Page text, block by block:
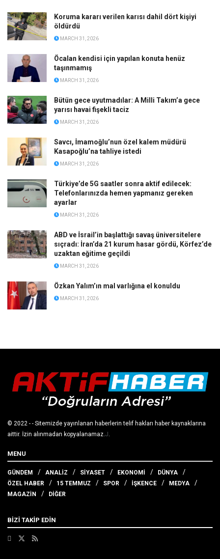
Koruma kararı verilen karısı dahil dört kişiyi
öldürdü
MARCH 31, 2026
Öcalan kendisi için yapılan konuta henüz
taşınmamış
MARCH 31, 2026
Bütün gece uyutmadılar: A Milli Takım’a gece
yarısı havai fişekli taciz
MARCH 31, 2026
Savcı, İmamoğlu’nun özel kalem müdürü
Kasapoğlu’na tahliye istedi
MARCH 31, 2026
Türkiye’de 5G saatler sonra aktif edilecek:
Telefonlarınızda hemen yapmanız gereken
ayarlar
MARCH 31, 2026
ABD ve İsrail’in başlattığı savaş üniversitelere
sıçradı: İran’da 21 kurum hasar gördü, Körfez’de
uzaktan eğitime geçildi
MARCH 31, 2026
Özkan Yalım’ın mal varlığına el konuldu
MARCH 31, 2026
© 2022 - - Sitemizde yayınlanan haberlerin telif hakları haber kaynaklarına
aittir. İzin alınmadan kopyalanamaz.J.
MENU
GÜNDEM ANALİZ SİYASET EKONOMİ
DÜNYA
ÖZEL HABER
15 TEMMUZ SPOR İŞKENCE
MEDYA
MAGAZİN
DİĞER
BİZİ TAKİP EDİN